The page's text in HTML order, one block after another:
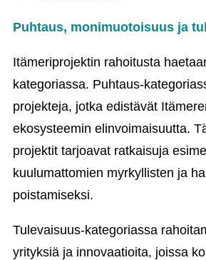
Puhtaus, monimuotoisuus ja
Itämeriprojektin rahoitusta
kategoriassa. Puhtaus-
projekteja, jotka edistävät
ekosysteemin elinvoimaisuutta.
projektit tarjoavat ratkaisuja
kuulumattomien myrkyllisten ja
poistamiseksi.
Tulevaisuus-kategoriassa
yrityksiä ja innovaatioita, joissa